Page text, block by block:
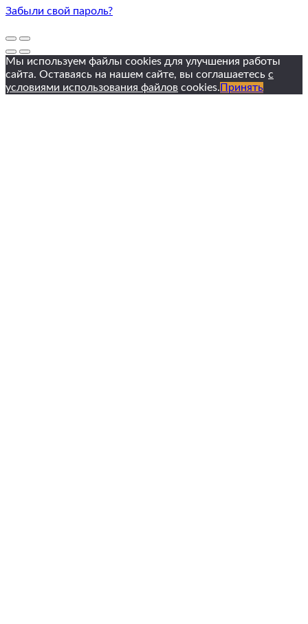
Забыли свой пароль?
Мы используем файлы cookies для улучшения работы
сайта. Оставаясь на нашем сайте, вы соглашаетесь с
условиями использования файлов cookies. Принять